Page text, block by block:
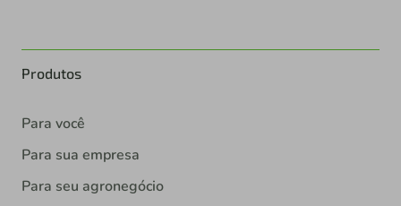
Produtos
Para você
Para sua empresa
Para seu agronegócio